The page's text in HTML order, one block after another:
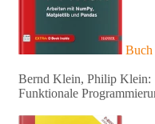
Buch
Bernd Klein, Philip Klein:
Funktionale